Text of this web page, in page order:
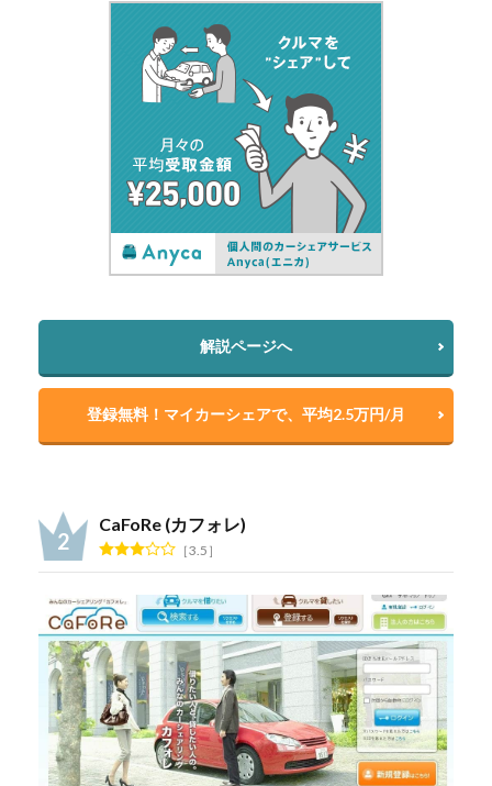
解説ページへ
登録無料！マイカーシェアで、平均2.5万円/月
CaFoRe (カフォレ)
3.5